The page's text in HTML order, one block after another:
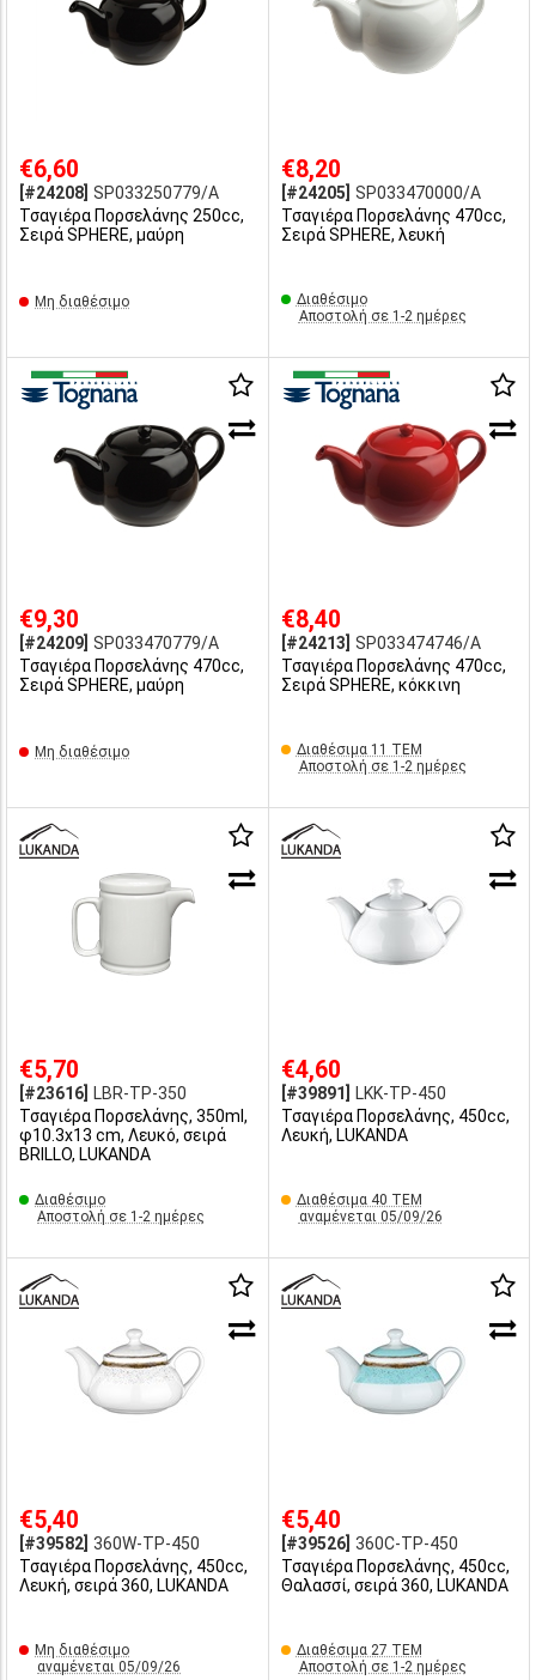
€6,60
[#24208] SP033250779/A
Τσαγιέρα Πορσελάνης 250cc,
Σειρά SPHERE, μαύρη
Μη διαθέσιμο
€8,20
[#24205] SP033470000/A
Τσαγιέρα Πορσελάνης 470cc,
Σειρά SPHERE, λευκή
Διαθέσιμο
Αποστολή σε 1-2 ημέρες
€9,30
[#24209] SP033470779/A
Τσαγιέρα Πορσελάνης 470cc,
Σειρά SPHERE, μαύρη
Μη διαθέσιμο
€8,40
[#24213] SP033474746/A
Τσαγιέρα Πορσελάνης 470cc,
Σειρά SPHERE, κόκκινη
Διαθέσιμα 11 ΤΕΜ
Αποστολή σε 1-2 ημέρες
€5,70
[#23616]
LBR-TP-350
Τσαγιέρα Πορσελάνης, 350ml,
φ10.3x13 cm, Λευκό, σειρά
BRILLO, LUKANDA
Διαθέσιμο
Αποστολή σε 1-2 ημέρες
€4,60
[#39891]
LKK-TP-450
Τσαγιέρα Πορσελάνης, 450cc,
Λευκή, LUKANDA
Διαθέσιμα 40 ΤΕΜ
αναμένεται 05/09/26
€5,40
[#39582] 360W-TP-450
Τσαγιέρα Πορσελάνης, 450cc,
Λευκή, σειρά 360, LUKANDA
Μη διαθέσιμο
αναμένεται 05/09/26
€5,40
[#39526] 360C-TP-450
Τσαγιέρα Πορσελάνης, 450cc,
Θαλασσί, σειρά 360, LUKANDA
Διαθέσιμα 27 ΤΕΜ
Αποστολή σε 1-2 ημέρες